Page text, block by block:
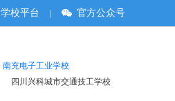
学校平台 官方公众号
南充电子工业学校
四川兴科城市交通技工学校